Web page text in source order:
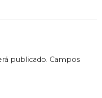
publicado. Campos